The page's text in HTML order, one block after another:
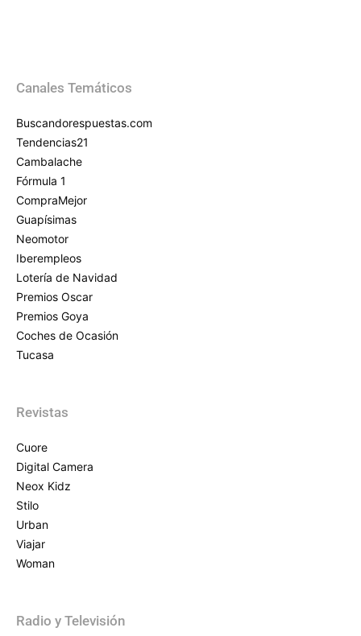
Canales Temáticos
Buscandorespuestas.com
Tendencias21
Cambalache
Fórmula 1
CompraMejor
Guapísimas
Neomotor
Iberempleos
Lotería de Navidad
Premios Oscar
Premios Goya
Coches de Ocasión
Tucasa
Revistas
Cuore
Digital Camera
Neox Kidz
Stilo
Urban
Viajar
Woman
Radio y Televisión